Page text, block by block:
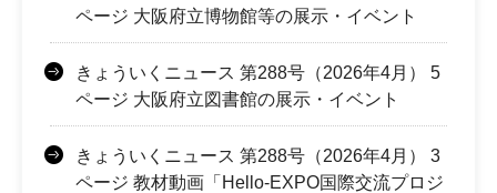
ページ 大阪府立博物館等の展示・イベント
きょういくニュース 第288号（2026年4月） 5
ページ 大阪府立図書館の展示・イベント
きょういくニュース 第288号（2026年4月） 3
ページ 教材動画「Hello-EXPO国際交流プロジ